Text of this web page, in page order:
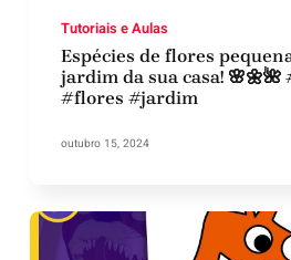
Tutoriais e Aulas
Espécies de flores
jardim da sua casa!
#flores #jardim
outubro 15, 2024